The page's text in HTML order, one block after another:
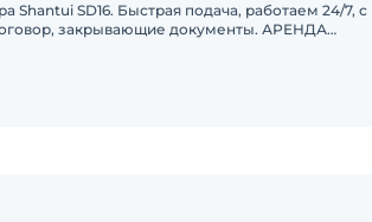
Shantui SD16. Быстрая подача, работаем 24/7, с
закрывающие документы. АРЕНДА